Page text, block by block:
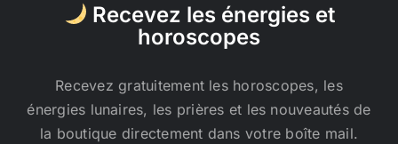
Recevez les énergies et
horoscopes
Recevez gratuitement les horoscopes, les
énergies lunaires, les prières et les nouveautés de
la boutique directement dans votre boîte mail.